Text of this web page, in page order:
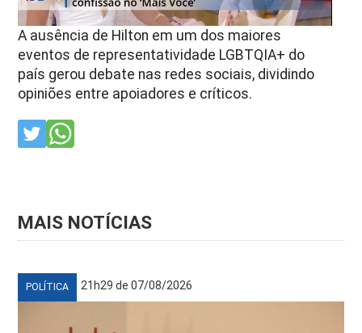
A ausência de Hilton em um dos maiores
eventos de representatividade LGBTQIA+ do
país gerou debate nas redes sociais, dividindo
opiniões entre apoiadores e críticos.
MAIS NOTÍCIAS
POLÍTICA 21h29 de 07/08/2026